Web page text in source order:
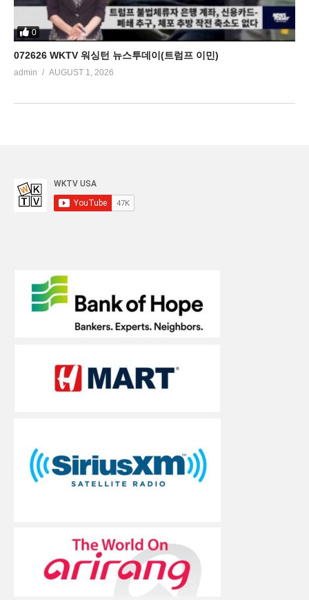
0
072626 WKTV 워싱턴 뉴스투데이(트럼프 이민)
admin AUGUST 1, 2026